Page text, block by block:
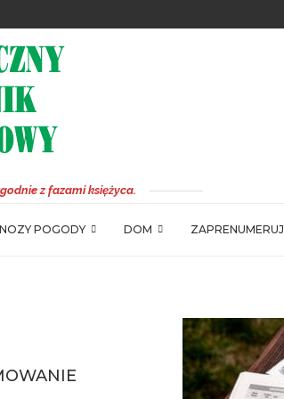
z fazami księżyca.
POGODY DOM ZAPRENUMERUJ